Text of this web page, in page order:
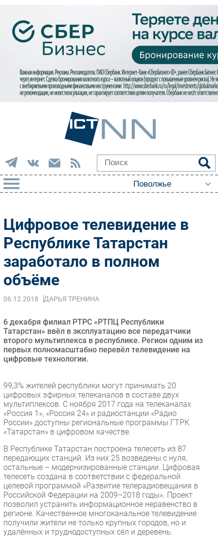
Импорто­замещение
Автоматизация Промышленности
Интернет
Мобильная связь
Фиксированная связь
Интеграция
Маркетинг
Торговые сети
Оборудование
Кадры
Регулирование
Финансы
Web
Безопасность
Инновации
CIO/Управление ИТ
Гаджеты
Здоровье
РАЗДЕЛЫ
Цифровое телевидение в
Республике Татарстан
заработало в полном
объёме
06.12.2018 ДАРЬЯ ТРЕНИНА
6 декабря филиал РТРС «РТПЦ Республики
Татарстан» ввёл в эксплуатацию все передатчики
второго мультиплекса в республике. Регион одним из
первых полномасштабно перевёл телевидение на
цифровые технологии.
99,3% жителей республики могут принимать 20
цифровых эфирных телеканалов в составе двух
мультиплексов. С ноября 2017 года на телеканалах
«Россия 1», «Россия 24» и радиостанции «Радио
России» доступны региональные программы ГТРК
«Татарстан» в цифровом качестве.
В Республике Татарстан построена телесеть из 87
передающих станций. Из них 25 возведены с нуля,
остальные – модернизированные станции. Цифровая
телесеть создана в соответствии с федеральной
целевой программой «Развитие телерадиовещания в
Российской Федерации на 2009–2018 годы». Проект
позволил устранить информационное неравенство в
регионе. Качественное многоканальное телевидение
получили жители не только крупных городов, но и
удалённых и труднодоступных сёл и деревень.